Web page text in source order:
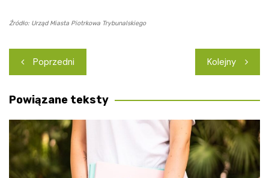
Źródło: Urząd Miasta Piotrkowa Trybunalskiego
Nawigacja
wpisu
Poprzedni Kolejny
Powiązane teksty